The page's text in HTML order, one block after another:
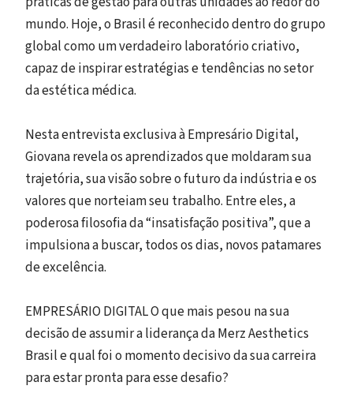
mundo. Hoje, o Brasil é reconhecido dentro do grupo
global como um verdadeiro laboratório criativo,
capaz de inspirar estratégias e tendências no setor
da estética médica.
Nesta entrevista exclusiva à Empresário Digital,
Giovana revela os aprendizados que moldaram sua
trajetória, sua visão sobre o futuro da indústria e os
valores que norteiam seu trabalho. Entre eles, a
poderosa filosofia da “insatisfação positiva”, que a
impulsiona a buscar, todos os dias, novos patamares
de excelência.
EMPRESÁRIO DIGITAL O que mais pesou na sua
decisão de assumir a liderança da Merz Aesthetics
Brasil e qual foi o momento decisivo da sua carreira
para estar pronta para esse desafio?